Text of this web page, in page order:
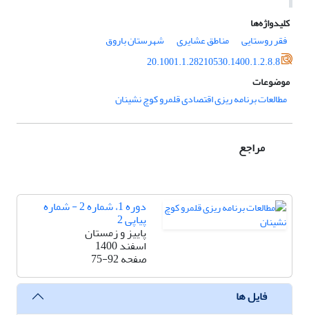
کلیدواژه‌ها
فقر روستایی
مناطق عشایری
شهرستان باروق
20.1001.1.28210530.1400.1.2.8.8
موضوعات
مطالعات برنامه ریزی اقتصادی قلمرو کوچ نشینان
مراجع
دوره 1، شماره 2 - شماره
پیاپی 2
پاییز و زمستان
اسفند 1400
صفحه75-92
فایل ها